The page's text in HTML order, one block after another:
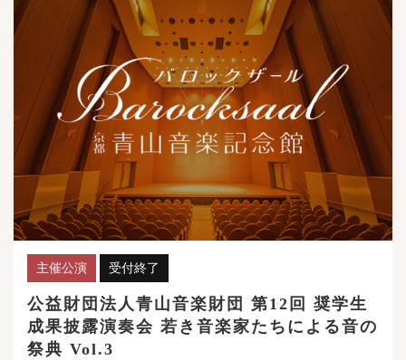
主催公演 受付終了
公益財団法人青山音楽財団 第12回 奨学生
成果披露演奏会 若き音楽家たちによる音の
祭典 Vol.3